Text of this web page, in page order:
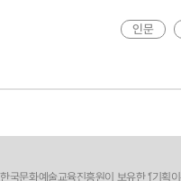
인문
한국문화예술교육진흥원이 보유한 '[기획